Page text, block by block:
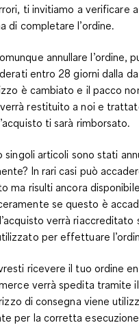
ti invitiamo a verificare
di completare l’ordine.
annullare l’ordine,
entro 28 giorni dalla
è cambiato e il pacco
restituito a noi e
ti sarà rimborsato.
singoli articoli sono stati
In rari casi può
ma risulti ancora
se questo è
verrà
per effettuare
ricevere il tuo ordine
verrà spedita tramite
di consegna viene
per la corretta